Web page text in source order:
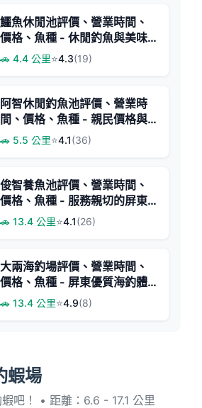
鱷魚休閒池評價、營業時間、
價格、魚種 - 休閒釣魚與美味
料理體驗
🚗 4.4 公里⭐4.3(19)
阿智休閒釣魚池評價、營業時
間、價格、魚種 - 親民價格與
豐富魚獲
🚗 5.5 公里⭐4.1(36)
俊智養魚池評價、營業時間、
價格、魚種 - 服務親切的屏東
釣魚池
🚗 13.4 公里⭐4.1(26)
大兩海釣場評價、營業時間、
價格、魚種 - 屏東優質海釣體
🚗 13.4 公里⭐4.9(8)
蝦場
吧！ • 距離：6.6 - 17.1 公里